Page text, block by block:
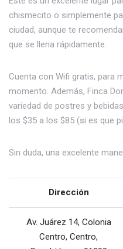
chismecito o simplemente
ciudad, aunque te
que se llena rápidamente.
Cuenta con Wifi gratis, para
momento. Además, Finca
variedad de postres y
los $35 a los $85 (si es que
Sin duda, una excelente
Dirección
Av. Juárez 14, Colonia
Centro, Centro,